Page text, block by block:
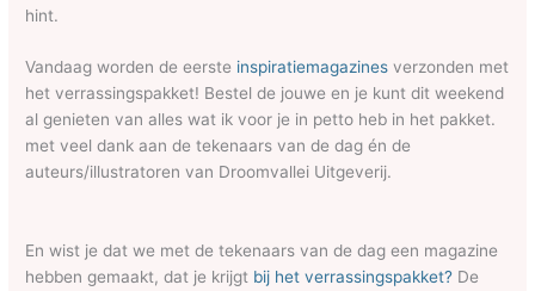
hint.
Vandaag worden de eerste inspiratiemagazinesverzonden met
het verrassingspakket! Bestel de jouwe en je kunt dit weekend
al genieten van alles wat ik voor je in petto heb in het pakket.
met veel dank aan de tekenaars van de dag én de
auteurs/illustratoren van Droomvallei Uitgeverij.
En wist je dat we met de tekenaars van de dag een magazine
hebben gemaakt, dat je krijgt bij het verrassingspakket? De